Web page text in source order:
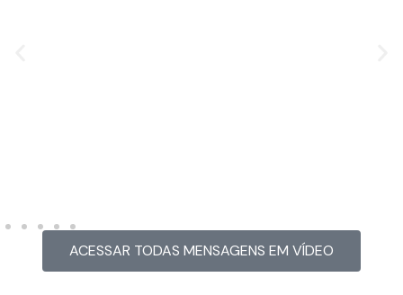
ACESSAR TODAS MENSAGENS EM VÍDEO